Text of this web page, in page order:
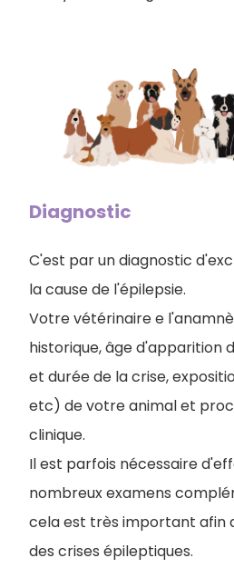
Diagnostic
C'est par un diagnostic
la cause de l'épilepsie.
Votre vétérinaire e
historique, âge d'apparition
et durée de la crise,
etc) de votre animal et
clinique.
Il est parfois nécessaire
nombreux examens
cela est très important afin
des crises épileptiques.